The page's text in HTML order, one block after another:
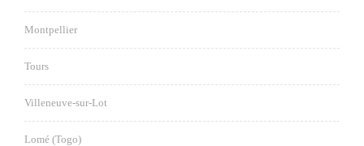
Montpellier
Tours
Villeneuve-sur-Lot
Lomé (Togo)